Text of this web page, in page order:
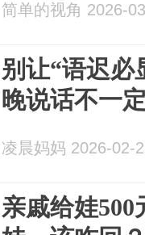
简单的视角 2026-
别让“语迟必
晚说话不一
凌晨妈妈 2026-02-
亲戚给娃